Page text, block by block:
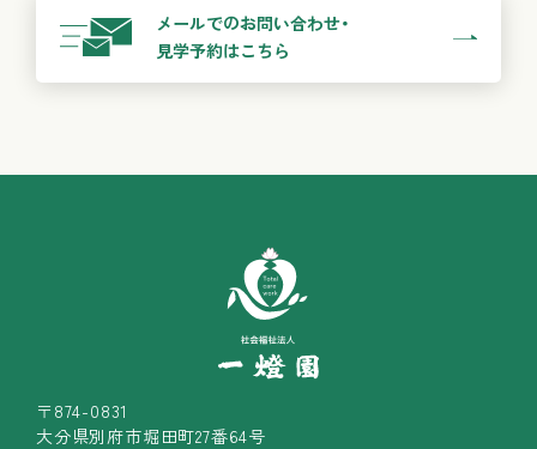
メールでのお問い合わせ・
見学予約はこちら
〒874-0831
大分県別府市堀田町27番64号